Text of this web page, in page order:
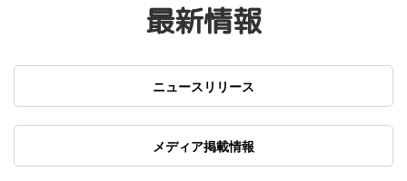
最新情報
ニュースリリース
メディア掲載情報